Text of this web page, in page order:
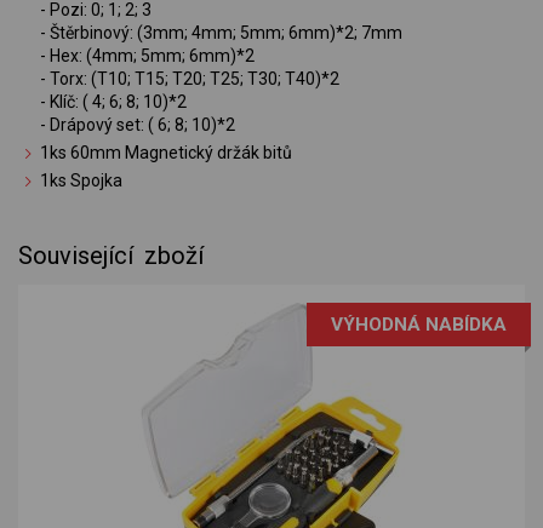
- Pozi: 0; 1; 2; 3
- Štěrbinový: (3mm; 4mm; 5mm; 6mm)*2; 7mm
- Hex: (4mm; 5mm; 6mm)*2
- Torx: (T10; T15; T20; T25; T30; T40)*2
- Klíč: ( 4; 6; 8; 10)*2
- Drápový set: ( 6; 8; 10)*2
1ks 60mm Magnetický držák bitů
1ks Spojka
Související zboží
VÝHODNÁ NABÍDKA